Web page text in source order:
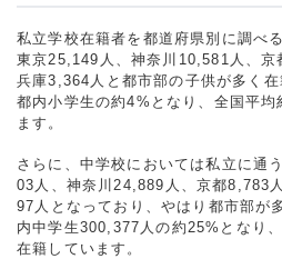
私立学校在籍者を都道府県別に調べ
東京25,149人、神奈川10,581人、京
兵庫3,364人と都市部の子供が多く
都内小学生の約4%となり、全国平
ます。
さらに、中学校においては私立に通
03人、神奈川24,889人、京都8,783
97人となっており、やはり都市部が
内中学生300,377人の約25%となり
在籍しています。